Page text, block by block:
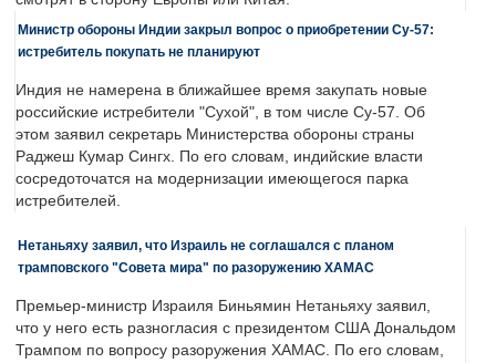
Министр обороны Индии закрыл вопрос о приобретении Су-57:
истребитель покупать не планируют
Индия не намерена в ближайшее время закупать новые
российские истребители "Сухой", в том числе Су-57. Об
этом заявил секретарь Министерства обороны страны
Раджеш Кумар Сингх. По его словам, индийские власти
сосредоточатся на модернизации имеющегося парка
истребителей.
Нетаньяху заявил, что Израиль не соглашался с планом
трамповского "Совета мира" по разоружению ХАМАС
Премьер-министр Израиля Биньямин Нетаньяху заявил,
что у него есть разногласия с президентом США Дональдом
Трампом по вопросу разоружения ХАМАС. По его словам,